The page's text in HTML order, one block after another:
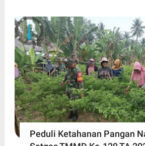
Peduli Ketahanan Pangan